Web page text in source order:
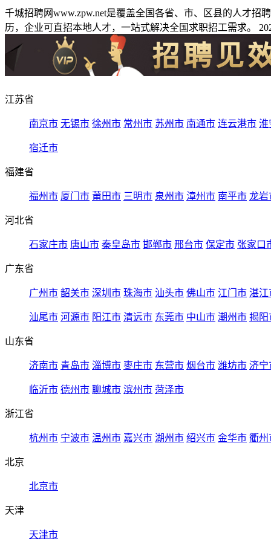
千城招聘网www.zpw.net是覆盖全国各省、市、区县的人才
历，企业可直招本地人才，一站式解决全国求职招工需求。
江苏省
南京市 无锡市 徐州市 常州市 苏州市 南通市 连云港市 淮
宿迁市
福建省
福州市 厦门市 莆田市 三明市 泉州市 漳州市 南平市 龙岩
河北省
石家庄市 唐山市 秦皇岛市 邯郸市 邢台市 保定市 张家口
广东省
广州市 韶关市 深圳市 珠海市 汕头市 佛山市 江门市 湛江
汕尾市 河源市 阳江市 清远市 东莞市 中山市 潮州市 揭阳
山东省
济南市 青岛市 淄博市 枣庄市 东营市 烟台市 潍坊市 济宁
临沂市 德州市 聊城市 滨州市 菏泽市
浙江省
杭州市 宁波市 温州市 嘉兴市 湖州市 绍兴市 金华市 衢州
北京
北京市
天津
天津市